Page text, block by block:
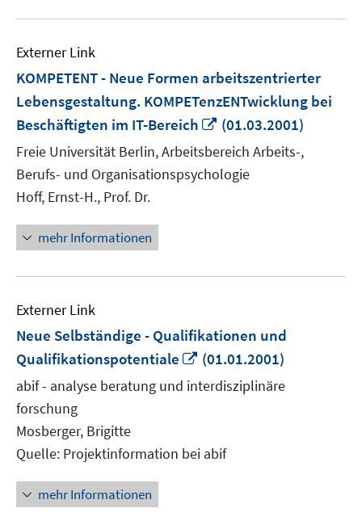
Externer Link
KOMPETENT - Neue Formen arbeitszentrierter
Lebensgestaltung. KOMPETenzENTwicklung bei
Beschäftigten im IT-Bereich
In
neuem
Fenster
öffnen
(01.03.2001)
Freie Universität Berlin, Arbeitsbereich Arbeits-,
Berufs- und Organisationspsychologie
Hoff, Ernst-H., Prof. Dr.
mehr Informationen
Externer Link
Neue Selbständige - Qualifikationen und
Qualifikationspotentiale
In
neuem
Fenster
(01.01.2001)
abif - analyse beratung und interdisziplinäre
forschung
Mosberger, Brigitte
Quelle: Projektinformation bei abif
mehr Informationen